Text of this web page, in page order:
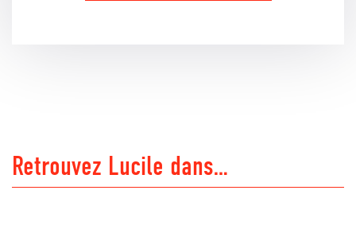
Retrouvez Lucile dans…